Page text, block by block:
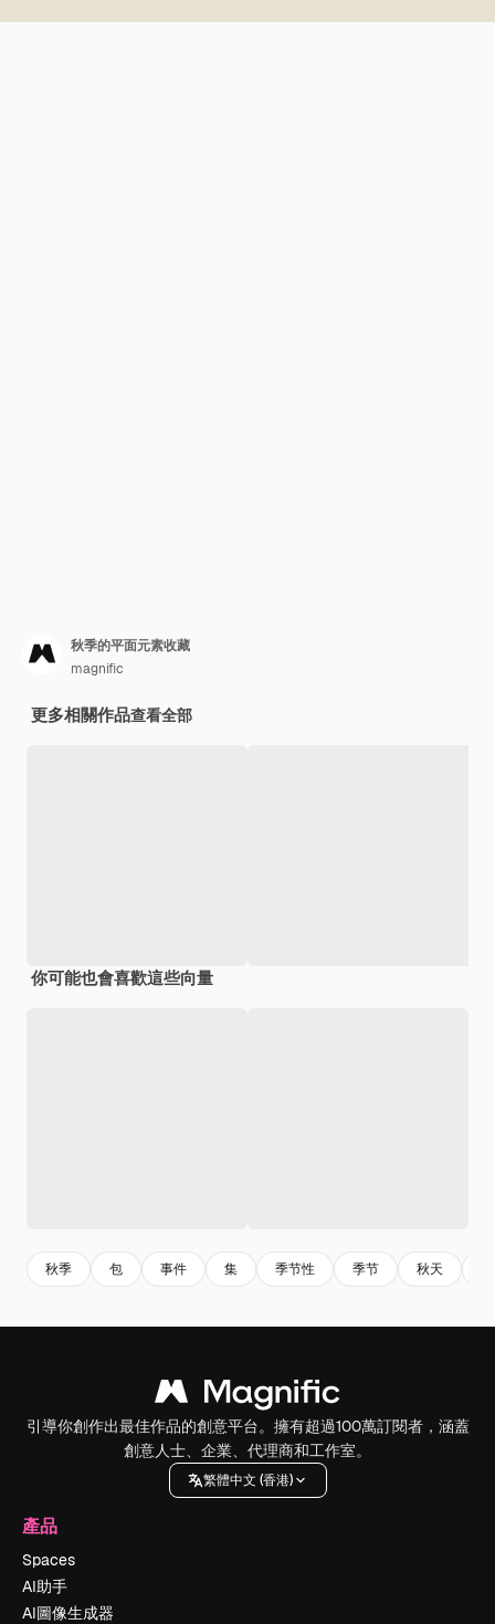
秋季的平面元素收藏
magnific
更多相關作品查看全部
你可能也會喜歡這些向量
秋季 包 事件 集 季节性 季节 秋天
引導你創作出最佳作品的創意平台。擁有超過100萬訂閱者，涵蓋
創意人士、企業、代理商和工作室。
繁體中文 (香港)
產品
Spaces
AI助手
AI圖像生成器